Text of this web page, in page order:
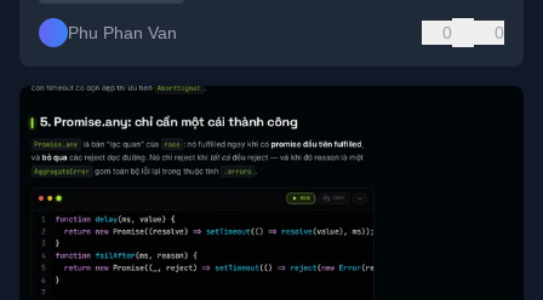
Phu Phan Van 0 0